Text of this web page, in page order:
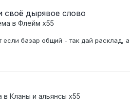
своё дырявое слово
в Флейм x55
если базар общий - так дай расклад,
в Кланы и альянсы x55